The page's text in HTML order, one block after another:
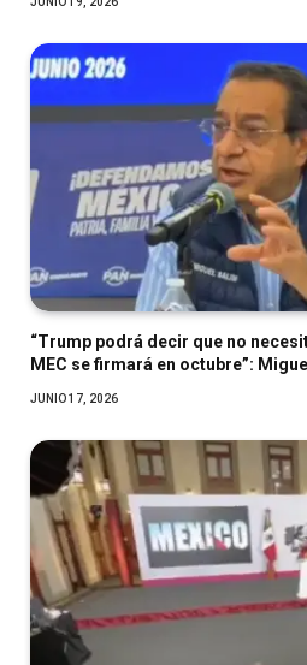
“Trump podrá decir que no
MEC se firmará en octubre”:
JUNIO 17, 2026